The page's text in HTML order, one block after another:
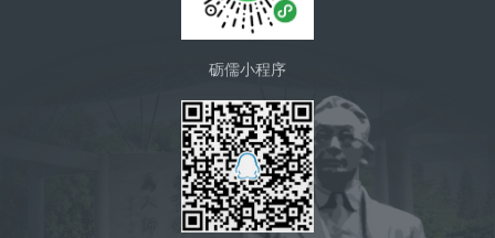
砺儒小程序